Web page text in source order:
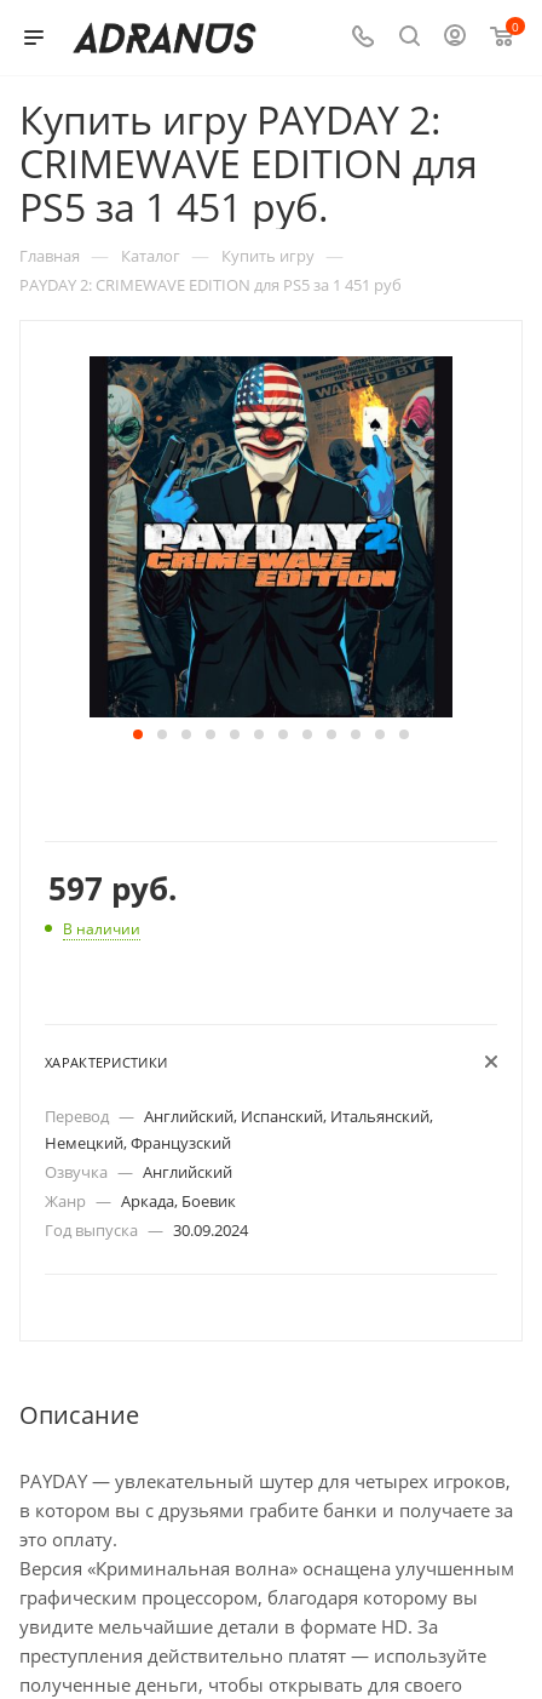
0
Купить игру PAYDAY 2:
CRIMEWAVE EDITION для
PS5 за 1 451 руб.
Главная — Каталог — Купить игру —
PAYDAY 2: CRIMEWAVE EDITION для PS5 за 1 451 руб
597 руб.
В наличии
ХАРАКТЕРИСТИКИ
Перевод — Английский, Испанский, Итальянский,
Немецкий, Французский
Озвучка — Английский
Жанр — Аркада, Боевик
Год выпуска — 30.09.2024
Описание
PAYDAY — увлекательный шутер для четырех игроков,
в котором вы с друзьями грабите банки и получаете за
это оплату.
Версия «Криминальная волна» оснащена улучшенным
графическим процессором, благодаря которому вы
увидите мельчайшие детали в формате HD. За
преступления действительно платят — используйте
полученные деньги, чтобы открывать для своего